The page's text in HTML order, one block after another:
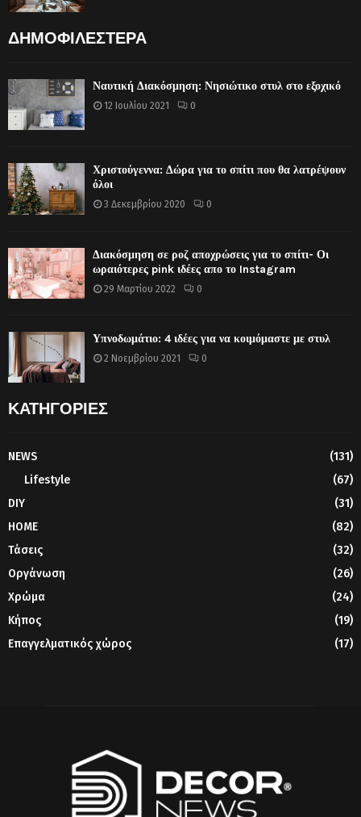
ΔΗΜΟΦΙΛΕΣΤΕΡΑ
Ναυτική Διακόσμηση: Νησιώτικο στυλ στο εξοχικό
12 Ιουλίου 2021 0
Χριστούγεννα: Δώρα για το σπίτι που θα λατρέψουν
όλοι
3 Δεκεμβρίου 2020 0
Διακόσμηση σε ροζ αποχρώσεις για το σπίτι- Οι
ωραιότερες pink ιδέες απο το Instagram
29 Μαρτίου 2022 0
Υπνοδωμάτιο: 4 ιδέες για να κοιμόμαστε με στυλ
2 Νοεμβρίου 2021 0
ΚΑΤΗΓΟΡΙΕΣ
NEWS
(131)
Lifestyle
(67)
DIY
(31)
HOME
(82)
Τάσεις
(32)
Οργάνωση
(26)
Χρώμα
(24)
Κήπος
(19)
Επαγγελματικός χώρος
(17)